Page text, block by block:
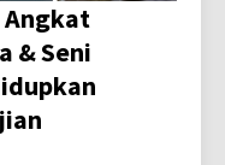
Angkat
& Seni